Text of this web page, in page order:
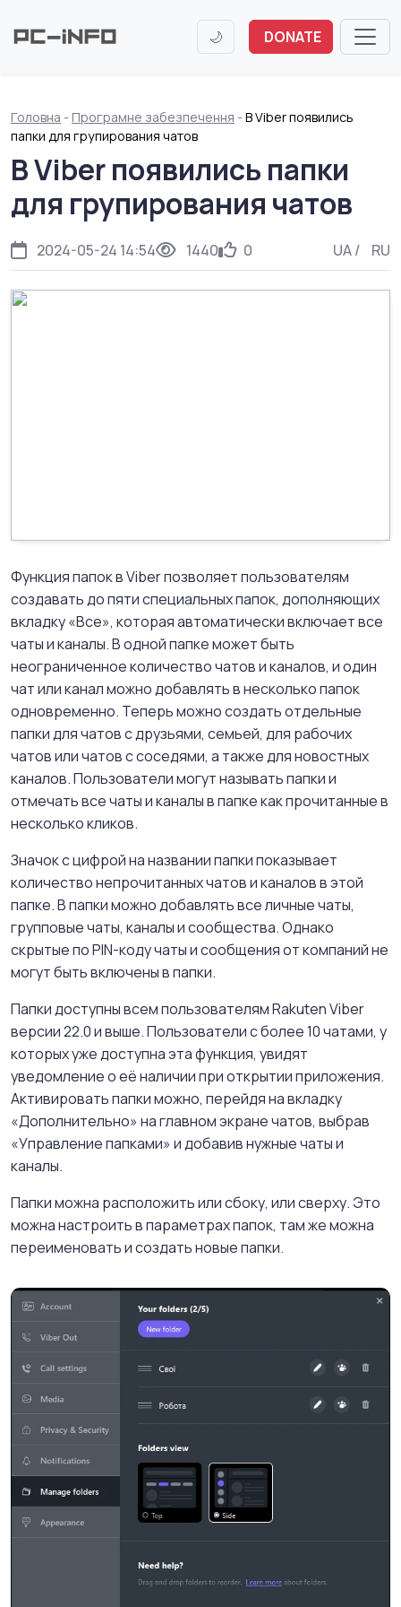
🌙 DONATE
Головна - Програмне забезпечення -В Viber появились
папки для групирования чатов
В Viber появились папки
для групирования чатов
2024-05-24 14:54 1440 0 UA/ RU
Функция папок в Viber позволяет пользователям
создавать до пяти специальных папок, дополняющих
вкладку «Все», которая автоматически включает все
чаты и каналы. В одной папке может быть
неограниченное количество чатов и каналов, и один
чат или канал можно добавлять в несколько папок
одновременно. Теперь можно создать отдельные
папки для чатов с друзьями, семьей, для рабочих
чатов или чатов с соседями, а также для новостных
каналов. Пользователи могут называть папки и
отмечать все чаты и каналы в папке как прочитанные в
несколько кликов.
Значок с цифрой на названии папки показывает
количество непрочитанных чатов и каналов в этой
папке. В папки можно добавлять все личные чаты,
групповые чаты, каналы и сообщества. Однако
скрытые по PIN-коду чаты и сообщения от компаний не
могут быть включены в папки.
Папки доступны всем пользователям Rakuten Viber
версии 22.0 и выше. Пользователи с более 10 чатами, у
которых уже доступна эта функция, увидят
уведомление о её наличии при открытии приложения.
Активировать папки можно, перейдя на вкладку
«Дополнительно» на главном экране чатов, выбрав
«Управление папками» и добавив нужные чаты и
каналы.
Папки можна расположить или сбоку, или сверху. Это
можна настроить в параметрах папок, там же можна
переименовать и создать новые папки.